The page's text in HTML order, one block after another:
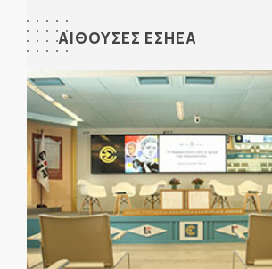
ΑΙΘΟΥΣΕΣ ΕΣΗΕΑ